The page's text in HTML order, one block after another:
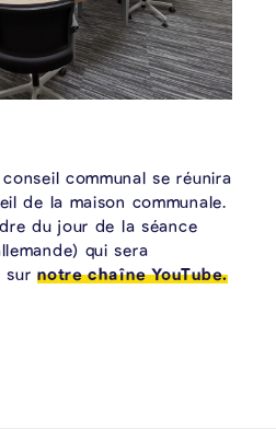
communal se réunira
de la maison communale.
du jour de la séance
qui sera
surnotre chaîne YouTube.